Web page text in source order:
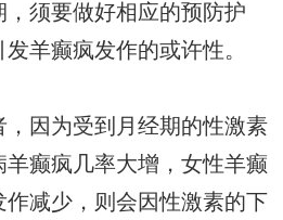
须要做好相应的预防护
羊癫疯发作的或许性。
因为受到月经期的性激素
癫疯几率大增，女性羊癫
减少，则会因性激素的下